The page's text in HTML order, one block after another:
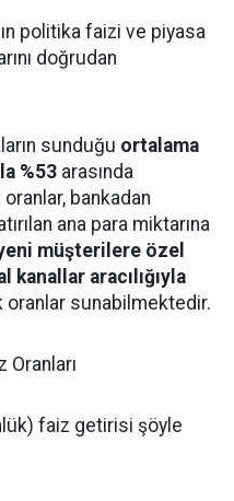
politika faizi ve piyasa
doğrudan
sunduğu ortalama
%53 arasında
bankadan
ana para miktarına
müşterilere özel
kanallar aracılığıyla
oranlar sunabilmektedir.
Oranları
faiz getirisi şöyle